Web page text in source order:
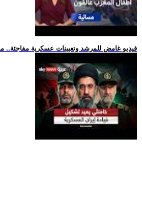
.. فيديو غامض للمرشد وتعيينات عسكرية مفاجئة..